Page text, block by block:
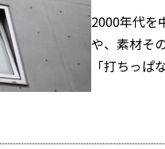
2000年代を
や、素材そ
「打ちっ